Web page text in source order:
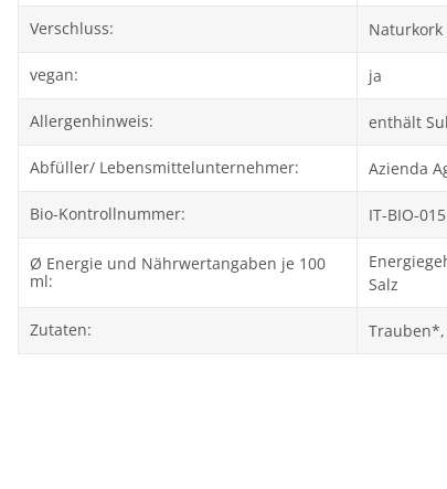
Verschluss: Naturkork
vegan: ja
Allergenhinweis: enthält
Abfüller/ Lebensmittelunternehmer: Azienda
Bio-Kontrollnummer: IT-BIO-015
Ø Energie und Nährwertangaben je 100
ml:
Salz
Zutaten: Trauben*,